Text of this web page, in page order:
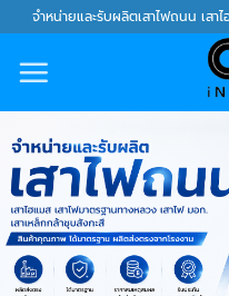
Skip
to
content
จำหน่ายและรับผลิตเสาไฟถนน เสา